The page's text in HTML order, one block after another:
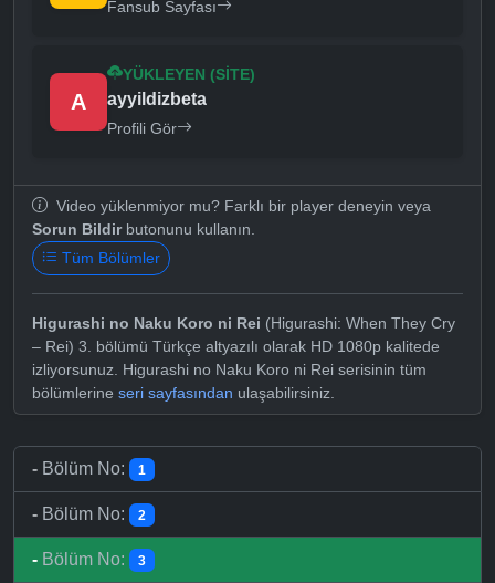
Fansub Sayfası
A
YÜKLEYEN (SITE)
ayyildizbeta
Profili Gör
Video yüklenmiyor mu? Farklı bir player deneyin veya
Sorun Bildirbutonunu kullanın.
Tüm Bölümler
Higurashi no Naku Koro ni Rei (Higurashi: When They Cry
– Rei) 3. bölümü Türkçe altyazılı olarak HD 1080p kalitede
izliyorsunuz. Higurashi no Naku Koro ni Rei serisinin tüm
bölümlerine seri sayfasından ulaşabilirsiniz.
- Bölüm No: 1
- Bölüm No: 2
- Bölüm No: 3